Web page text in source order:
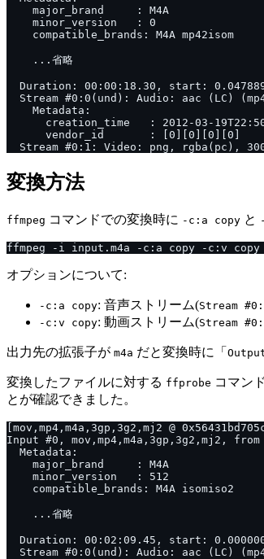
変換方法
ffmpeg コマンドでの変換時に -c:a copy と
オプションについて:
-c:a copy: 音声ストリーム(Stream
-c:v copy: 動画ストリーム(Stream
出力先の拡張子が m4a だと変換時に「
変換したファイルに対する ffprobe コマン
とが確認できました。